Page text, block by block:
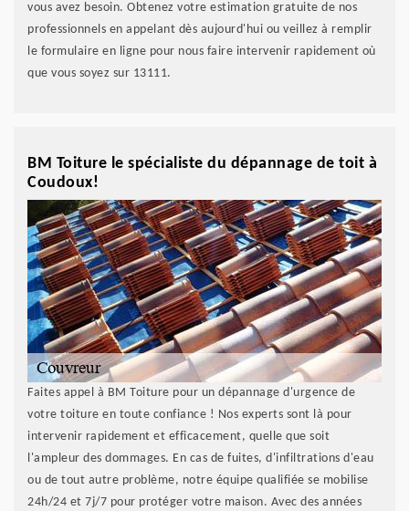
vous avez besoin. Obtenez votre estimation gratuite de nos
professionnels en appelant dès aujourd'hui ou veillez à remplir
le formulaire en ligne pour nous faire intervenir rapidement où
que vous soyez sur 13111.
BM Toiture le spécialiste du dépannage de toit à
Coudoux!
Faites appel à BM Toiture pour un dépannage d'urgence de
votre toiture en toute confiance ! Nos experts sont là pour
intervenir rapidement et efficacement, quelle que soit
l'ampleur des dommages. En cas de fuites, d'infiltrations d'eau
ou de tout autre problème, notre équipe qualifiée se mobilise
24h/24 et 7j/7 pour protéger votre maison. Avec des années